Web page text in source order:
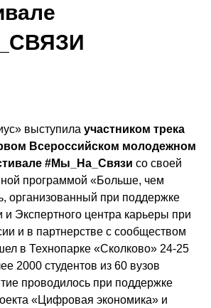
выступила участником трека
Всероссийском молодежном
#Мы_На_Связи со своей
программой «Больше, чем
организованный при поддержке
Экспертного центра карьеры при
и в партнерстве с сообществом
в Технопарке «Сколково» 24-25
2000 студентов из 60 вузов
проводилось при поддержке
«Цифровая экономика» и